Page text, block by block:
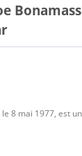
le 8 mai 1977, est